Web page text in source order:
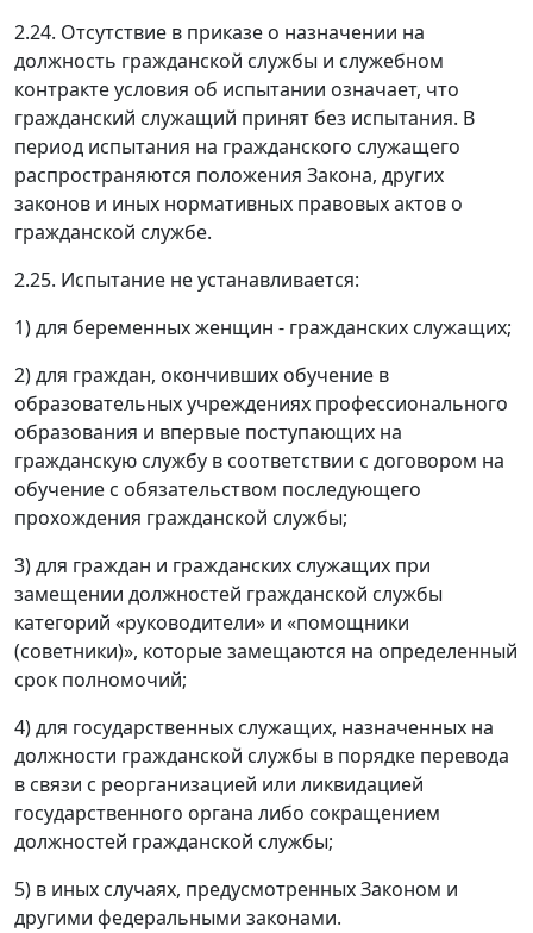
2.24. Отсутствие в приказе о назначении на
должность гражданской службы и служебном
контракте условия об испытании означает, что
гражданский служащий принят без испытания. В
период испытания на гражданского служащего
распространяются положения Закона, других
законов и иных нормативных правовых актов о
гражданской службе.
2.25. Испытание не устанавливается:
1) для беременных женщин - гражданских служащих;
2) для граждан, окончивших обучение в
образовательных учреждениях профессионального
образования и впервые поступающих на
гражданскую службу в соответствии с договором на
обучение с обязательством последующего
прохождения гражданской службы;
3) для граждан и гражданских служащих при
замещении должностей гражданской службы
категорий «руководители» и «помощники
(советники)», которые замещаются на определенный
срок полномочий;
4) для государственных служащих, назначенных на
должности гражданской службы в порядке перевода
в связи с реорганизацией или ликвидацией
государственного органа либо сокращением
должностей гражданской службы;
5) в иных случаях, предусмотренных Законом и
другими федеральными законами.